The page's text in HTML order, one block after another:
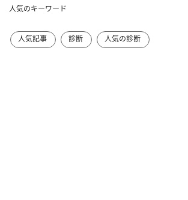
人気のキーワード
人気記事 診断 人気の診断